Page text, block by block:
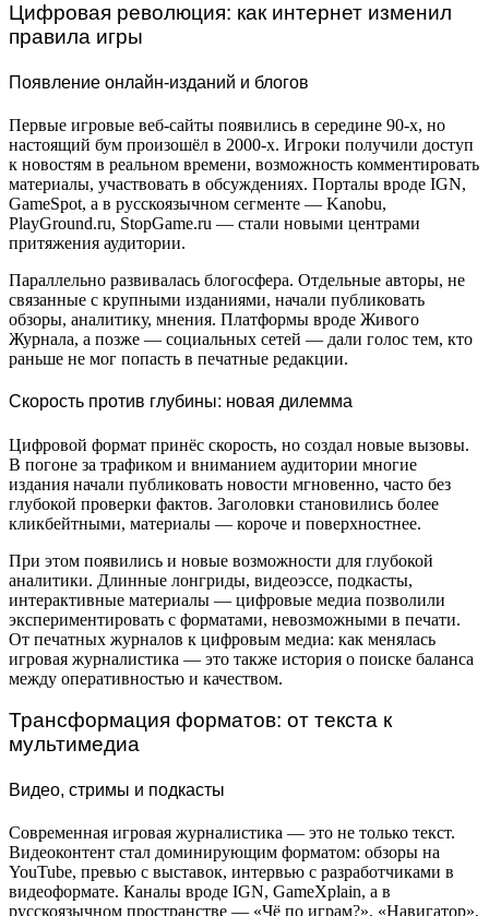
Цифровая революция: как интернет изменил
правила игры
Появление онлайн-изданий и блогов
Первые игровые веб-сайты появились в середине 90-х, но
настоящий бум произошёл в 2000-х. Игроки получили доступ
к новостям в реальном времени, возможность комментировать
материалы, участвовать в обсуждениях. Порталы вроде IGN,
GameSpot, а в русскоязычном сегменте — Kanobu,
PlayGround.ru, StopGame.ru — стали новыми центрами
притяжения аудитории.
Параллельно развивалась блогосфера. Отдельные авторы, не
связанные с крупными изданиями, начали публиковать
обзоры, аналитику, мнения. Платформы вроде Живого
Журнала, а позже — социальных сетей — дали голос тем, кто
раньше не мог попасть в печатные редакции.
Скорость против глубины: новая дилемма
Цифровой формат принёс скорость, но создал новые вызовы.
В погоне за трафиком и вниманием аудитории многие
издания начали публиковать новости мгновенно, часто без
глубокой проверки фактов. Заголовки становились более
кликбейтными, материалы — короче и поверхностнее.
При этом появились и новые возможности для глубокой
аналитики. Длинные лонгриды, видеоэссе, подкасты,
интерактивные материалы — цифровые медиа позволили
экспериментировать с форматами, невозможными в печати.
От печатных журналов к цифровым медиа: как менялась
игровая журналистика — это также история о поиске баланса
между оперативностью и качеством.
Трансформация форматов: от текста к
мультимедиа
Видео, стримы и подкасты
Современная игровая журналистика — это не только текст.
Видеоконтент стал доминирующим форматом: обзоры на
YouTube, превью с выставок, интервью с разработчиками в
видеоформате. Каналы вроде IGN, GameXplain, а в
русскоязычном пространстве — «Чё по играм?», «Навигатор»,